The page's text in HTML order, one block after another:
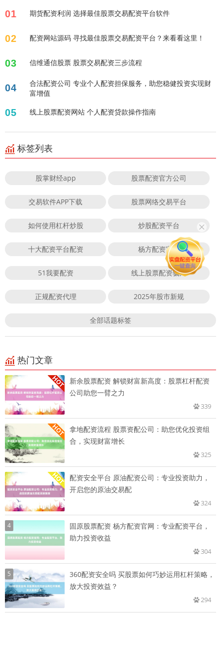
01 期货配资利润 选择最佳股票交易配资平台软件
02 配资网站源码 寻找最佳股票交易配资平台？来看看这里！
03 信维通信股票 股票交易配资三步流程
04
合法配资公司 专业个人配资担保服务，助您稳健投资实现财
富增值
05 线上股票配资网站 个人配资贷款操作指南
标签列表
股掌财经app 股票配资官方公司
交易软件APP下载 股票网络交易平台
如何使用杠杆炒股 炒股配资平台
十大配资平台配资 杨方配资官网
51我要配资 线上股票配资骗局
正规配资代理 2025年股市新规
全部话题标签
热门文章
新余股票配资 解锁财富新高度：股票杠杆配资
公司助您一臂之力
339
拿地配资流程 股票资配公司：助您优化投资组
合，实现财富增长
325
配资安全平台 原油配资公司：专业投资助力，
开启您的原油交易配
324
4
固原股票配资 杨方配资官网：专业配资平台，
助力投资收益
304
5
360配资安全吗 买股票如何巧妙运用杠杆策略，
放大投资效益？
294